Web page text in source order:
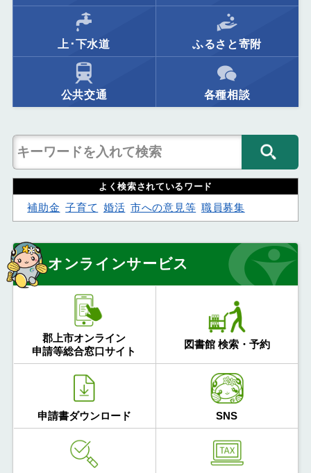
上･下水道 ふるさと寄附
公共交通 各種相談
よく検索されているワード
補助金 子育て 婚活 市への意見等 職員募集
オンラインサービス
郡上市オンライン
申請等総合窓口サイト
図書館 検索・予約
申請書ダウンロード SNS